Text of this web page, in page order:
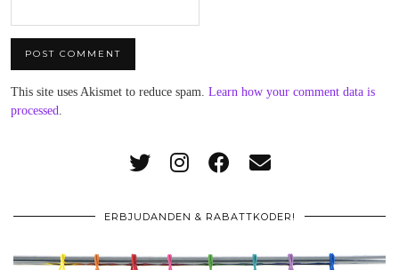
This site uses Akismet to reduce spam. Learn how your comment data is
processed.
ERBJUDANDEN & RABATTKODER!